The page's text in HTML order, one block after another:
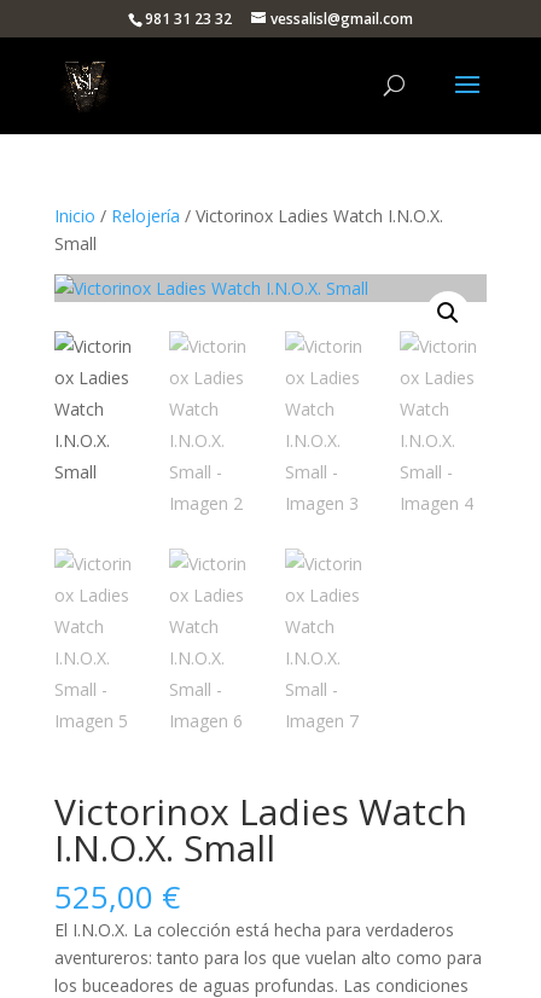
981 31 23 32 vessalisl@gmail.com
Inicio / Relojería / Victorinox Ladies Watch I.N.O.X.
Small
Victorinox Ladies Watch
I.N.O.X. Small
525,00 €
El I.N.O.X. La colección está hecha para verdaderos
aventureros: tanto para los que vuelan alto como para
los buceadores de aguas profundas. Las condiciones